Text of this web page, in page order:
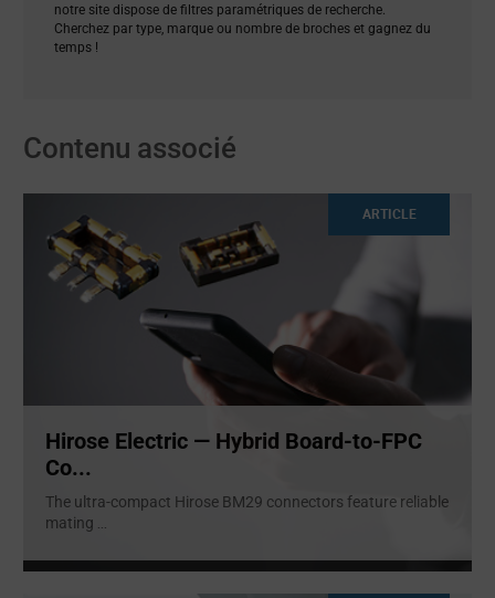
notre site dispose de filtres paramétriques de recherche.
Cherchez par type, marque ou nombre de broches et gagnez du
temps !
Contenu associé
ARTICLE
Hirose Electric — Hybrid Board-to-FPC
Co...
The ultra-compact Hirose BM29 connectors feature reliable
mating ...